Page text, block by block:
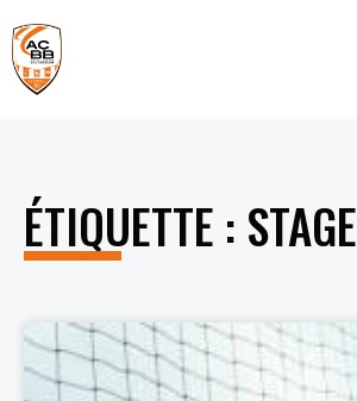
ÉTIQUETTE : STAGE